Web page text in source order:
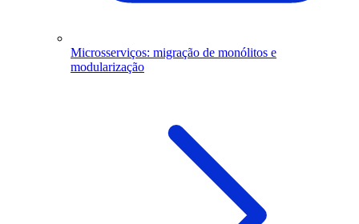
Microsserviços: migração de monólitos e
modularização